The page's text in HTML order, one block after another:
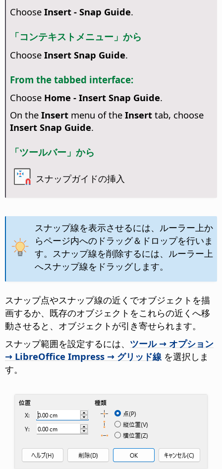
Choose Insert - Snap Guide.
「コンテキストメニュー」から
Choose Insert Snap Guide.
From the tabbed interface:
Choose Home - Insert Snap Guide.
On the Insertmenu of the Inserttab, choose
Insert Snap Guide.
「ツールバー」から
スナップガイドの挿入
スナップ線を表示させるには、ルーラー上か
らページ内へのドラッグ＆ドロップを行いま
す。スナップ線を削除するには、ルーラー上
へスナップ線をドラッグします。
スナップ点やスナップ線の近くでオブジェクトを描
画するか、既存のオブジェクトをこれらの近くへ移
動させると、オブジェクトが引き寄せられます。
スナップ範囲を設定するには、 ツール → オプション
→ LibreOffice Impress → グリッド線を選択しま
す。